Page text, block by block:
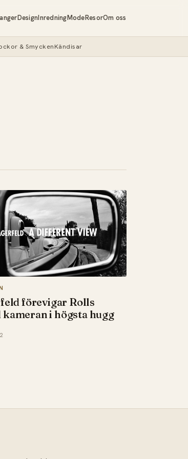
DesignInredningModeResorOm oss
& SmyckenKändisar
förevigar Rolls
kameran i högsta hugg